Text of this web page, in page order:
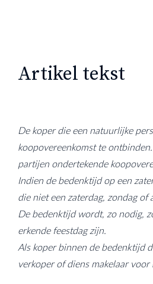
Artikel tekst
De koper die een natuurlijke
koopovereenkomst te
partijen ondertekende
Indien de bedenktijd op een
die niet een zaterdag, zondag of
De bedenktijd wordt, zo nodig,
erkende feestdag zijn.
Als koper binnen de bedenktijd
verkoper of diens makelaar